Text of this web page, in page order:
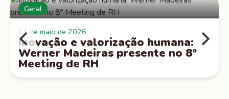
Geral
21 de maio de 2026
Inovação e valorização humana:
Werner Madeiras presente no 8º
Meeting de RH